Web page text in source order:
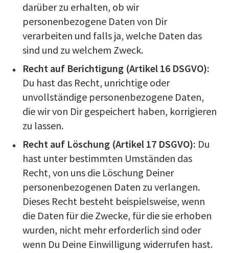
darüber zu erhalten, ob wir
personenbezogene Daten von Dir
verarbeiten und falls ja, welche Daten das
sind und zu welchem Zweck.
Recht auf Berichtigung (Artikel 16 DSGVO):
Du hast das Recht, unrichtige oder
unvollständige personenbezogene Daten,
die wir von Dir gespeichert haben, korrigieren
zu lassen.
Recht auf Löschung (Artikel 17 DSGVO): Du
hast unter bestimmten Umständen das
Recht, von uns die Löschung Deiner
personenbezogenen Daten zu verlangen.
Dieses Recht besteht beispielsweise, wenn
die Daten für die Zwecke, für die sie erhoben
wurden, nicht mehr erforderlich sind oder
wenn Du Deine Einwilligung widerrufen hast.